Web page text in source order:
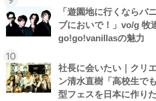
「遊園地に行くならバ
ブにおいで！」vo/g 牧
go!go!vanillasの魅力
社長に会いたい｜クリ
ン清水直樹「高校生で
型フェスを日本に作り